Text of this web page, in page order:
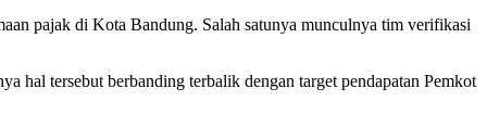
pajak di Kota Bandung. Salah satunya munculnya tim verifikasi
hal tersebut berbanding terbalik dengan target pendapatan Pemkot